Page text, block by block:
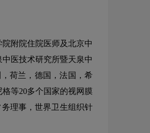
附院住院医师及北京中
医技术研究所暨天泉中
荷兰，德国，法国，希
等20多个国家的视网膜
理事，世界卫生组织针